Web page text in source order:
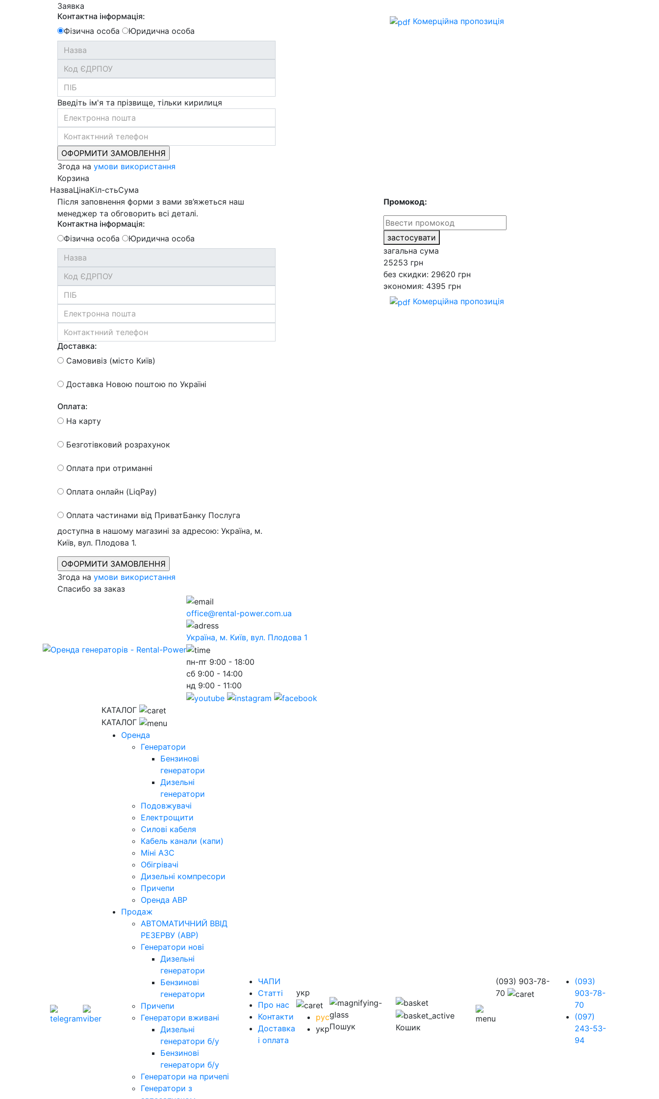
Заявка
Контактна інформація:
Фізична особа
Юридична особа
Введіть ім'я та прізвище, тільки кирилиця
Згода на умови використання
Комерційна пропозиція
Корзина
НазваЦінаКіл-стьСума
Після заповнення форми з вами зв’яжеться наш
менеджер та обговорить всі деталі.
Контактна інформація:
Фізична особа
Юридична особа
Доставка:
Самовивіз (місто Київ)
Доставка Новою поштою по Україні
Оплата:
На карту
Безготівковий розрахунок
Оплата при отриманні
Оплата онлайн (LiqPay)
Оплата частинами від ПриватБанку Послуга
доступна в нашому магазині за адресою: Україна, м.
Київ, вул. Плодова 1.
Згода на умови використання
Промокод:
застосувати
загальна сума
25253 грн
без скидки: 29620 грн
экономия: 4395 грн
Комерційна пропозиція
Спасибо за заказ
office@rental-power.com.ua
Україна, м. Київ, вул. Плодова 1
пн-пт 9:00 - 18:00
сб 9:00 - 14:00
нд 9:00 - 11:00
КАТАЛОГ
КАТАЛОГ
Оренда
Генератори
Бензинові
генератори
Дизельні
генератори
Подовжувачі
Електрощити
Силові кабеля
Кабель канали (капи)
Міні АЗС
Обігрівачі
Дизельні компресори
Причепи
Оренда АВР
Продаж
АВТОМАТИЧНИЙ ВВІД
РЕЗЕРВУ (АВР)
Генератори нові
Дизельні
генератори
Бензинові
генератори
Причепи
Генератори вживані
Дизельні
генератори б/у
Бензинові
генератори б/у
Генератори на причепі
Генератори з
ЧАПИ
Статті
Про нас
Контакти
Доставка
і оплата
укр
рус
укрПошук Кошик
(093) 903-78-
70
(093)
903-78-
70
(097)
243-53-
94